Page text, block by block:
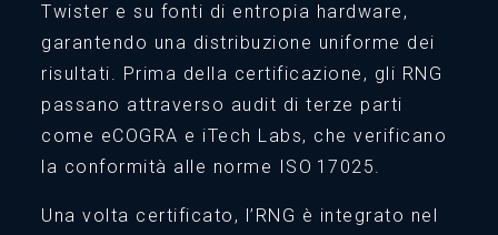
Twister e su fonti di entropia hardware,
garantendo una distribuzione uniforme dei
risultati. Prima della certificazione, gli RNG
passano attraverso audit di terze parti
come eCOGRA e iTech Labs, che verificano
la conformità alle norme ISO 17025.
Una volta certificato, l’RNG è integrato nel